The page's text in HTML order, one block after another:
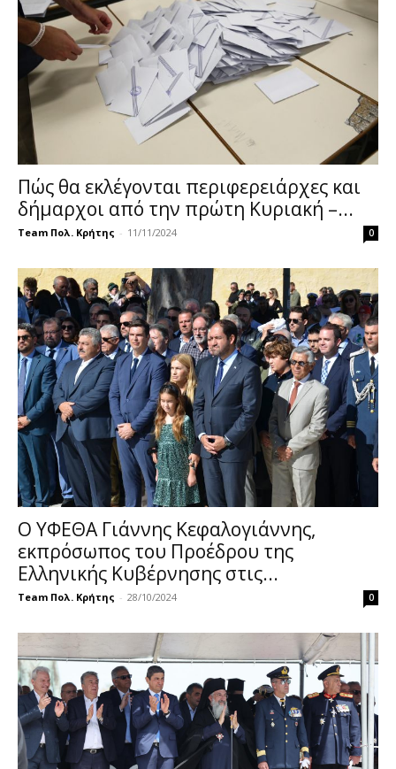
Πώς θα εκλέγονται περιφερειάρχες και
δήμαρχοι από την πρώτη Κυριακή –...
Team Πολ. Κρήτης - 11/11/2024 0
Ο ΥΦΕΘΑ Γιάννης Κεφαλογιάννης,
εκπρόσωπος του Προέδρου της
Ελληνικής Κυβέρνησης στις...
Team Πολ. Κρήτης - 28/10/2024 0